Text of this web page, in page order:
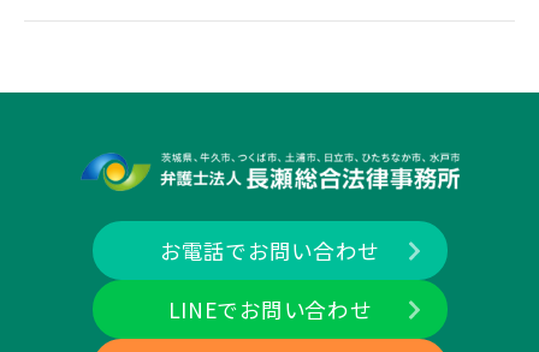
お電話でお問い合わせ
LINEでお問い合わせ